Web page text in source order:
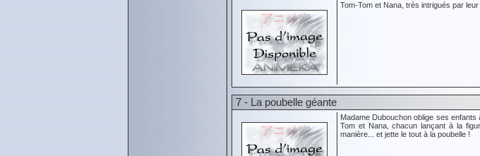
Tom-Tom et Nana, très intrigués par
7 - La poubelle géante
Madame Dubouchon oblige ses
Tom et Nana, chacun lançant à la
manière... et jette le tout à la poubelle !